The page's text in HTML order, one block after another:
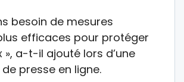
besoin de mesures
efficaces pour protéger
», a-t-il ajouté lors d’une
presse en ligne.